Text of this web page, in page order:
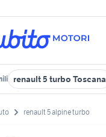
renault 5 turbo Toscana
renault 5 alpine turbo